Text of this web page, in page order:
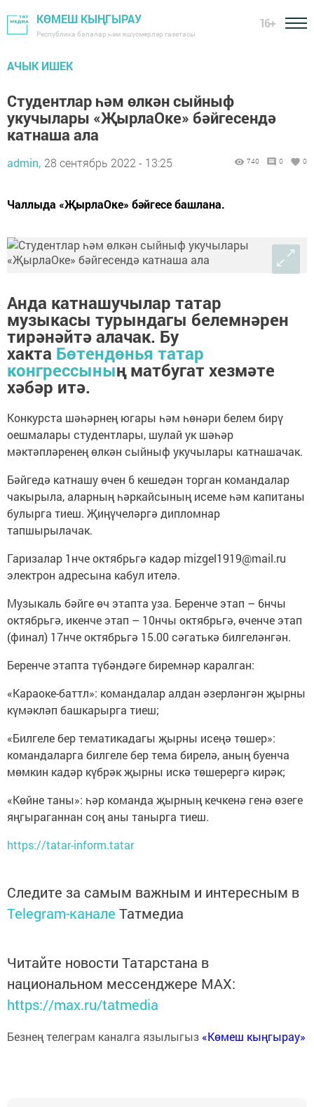
КӨМЕШ КЫҢГЫРАУ
Республика балалар һәм яшүсмерләр газетасы
16+
АЧЫК ИШЕК
Студентлар һәм өлкән сыйныф
укучылары «ҖырлаОке» бәйгесендә
катнаша ала
admin, 28 сентябрь 2022 - 13:25 740 0 0
Чаллыда «ҖырлаОке» бәйгесе башлана.
Анда катнашучылар татар
музыкасы турындагы белемнәрен
тирәнәйтә алачак. Бу
хакта Бөтендөнья татар
конгрессының матбугат хезмәте
хәбәр итә.
Конкурста шәһәрнең югары һәм һөнәри белем бирү
оешмалары студентлары, шулай ук шәһәр
мәктәпләренең өлкән сыйныф укучылары катнашачак.
Бәйгедә катнашу өчен 6 кешедән торган командалар
чакырыла, аларның һәркайсының исеме һәм капитаны
булырга тиеш. Җиңүчеләргә дипломнар
тапшырылачак.
Гаризалар 1нче октябрьгә кадәр mizgel1919@mail.ru
электрон адресына кабул ителә.
Музыкаль бәйге өч этапта уза. Беренче этап – 6нчы
октябрьгә, икенче этап – 10нчы октябрьгә, өченче этап
(финал) 17нче октябрьгә 15.00 сәгатькә билгеләнгән.
Беренче этапта түбәндәге биремнәр каралган:
«Караоке-баттл»: командалар алдан әзерләнгән җырны
күмәкләп башкарырга тиеш;
«Билгеле бер тематикадагы җырны исеңә төшер»:
командаларга билгеле бер тема бирелә, аның буенча
мөмкин кадәр күбрәк җырны искә төшерергә кирәк;
«Көйне таны»: һәр команда җырның кечкенә генә өзеге
яңгыраганнан соң аны танырга тиеш.
https://tatar-inform.tatar
Следите за самым важным и интересным в
Telegram-канале Татмедиа
Читайте новости Татарстана в
национальном мессенджере MАХ:
https://max.ru/tatmedia
Безнең телеграм каналга язылыгыз «Көмеш кыңгырау»